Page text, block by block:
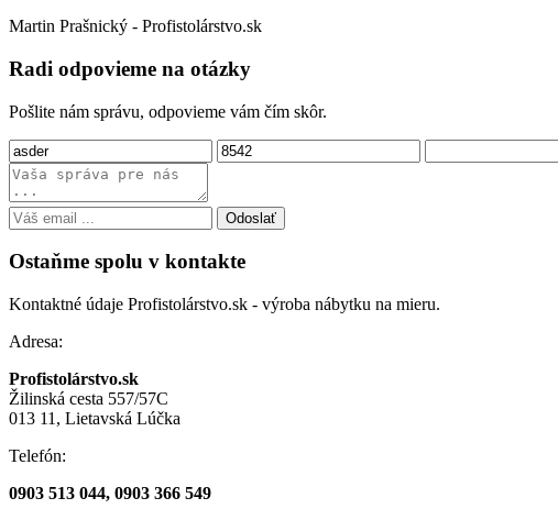
Martin Prašnický - Profistolárstvo.sk
Radi odpovieme na otázky
Pošlite nám správu, odpovieme vám čím skôr.
Odoslať
Ostaňme spolu v kontakte
Kontaktné údaje Profistolárstvo.sk - výroba nábytku na mieru.
Adresa:
Profistolárstvo.sk
Žilinská cesta 557/57C
013 11, Lietavská Lúčka
Telefón:
0903 513 044, 0903 366 549